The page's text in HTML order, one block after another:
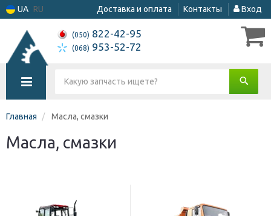
UA RU Доставка и оплата Контакты Вход
(050) 822-42-95
(068) 953-52-72
Главная Масла, смазки
Масла, смазки